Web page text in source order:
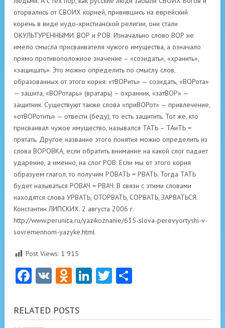
Константин ЛИПСКИХ. 2 августа 2006 г.
http://www.perunica.ru/yazikoznanie/635-slova-perevyortyshi-v-
sovremennom-yazyke.html
Post Views: 1 915
Facebook
VK Odnoklassniki
LinkedIn
Twitter
RELATED POSTS